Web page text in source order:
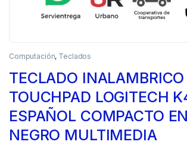
Computación, Teclados
TECLADO
TOUCHPAD LOGITECH
ESPAÑOL COMPACTO
NEGRO MULTIMEDIA